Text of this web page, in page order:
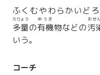
ふくむやわらかいどろ
多量
たりょう
の有機
ゆうき
物などの汚
おせ
いう。
コーチ